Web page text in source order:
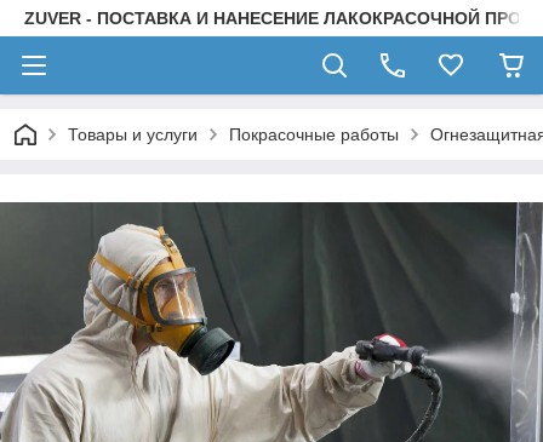
ZUVER - ПОСТАВКА И НАНЕСЕНИЕ ЛАКОКРАСОЧНОЙ
Товары и услуги Покрасочные работы